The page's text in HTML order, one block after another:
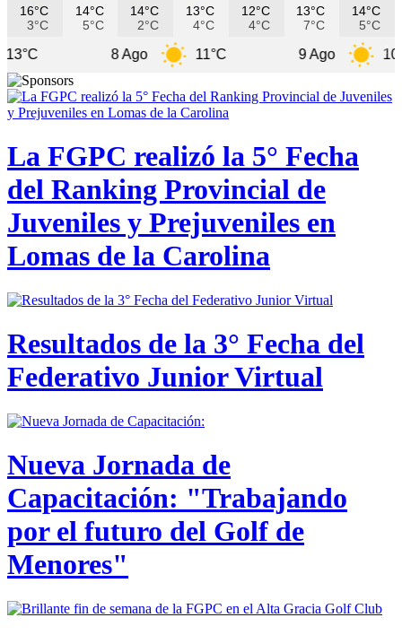
16°C
3°C
14°C
5°C
14°C
2°C
13°C
4°C
12°C
4°C
13°C
7°C
14°C
5°C
11°C 10°C
La FGPC realizó la 5° Fecha
del Ranking Provincial de
Juveniles y Prejuveniles en
Lomas de la Carolina
Resultados de la 3° Fecha del
Federativo Junior Virtual
Nueva Jornada de
Capacitación: "Trabajando
por el futuro del Golf de
Menores"